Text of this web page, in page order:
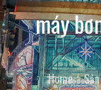
máy
Home